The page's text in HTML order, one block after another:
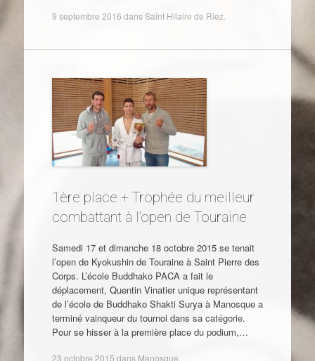
9 septembre 2016 dansSaint Hilaire de Riez.
1ère place + Trophée du meilleur
combattant à l’open de Touraine
Samedi 17 et dimanche 18 octobre 2015 se tenait
l’open de Kyokushin de Touraine à Saint Pierre des
Corps. L’école Buddhako PACA a fait le
déplacement, Quentin Vinatier unique représentant
de l’école de Buddhako Shakti Surya à Manosque a
terminé vainqueur du tournoi dans sa catégorie.
Pour se hisser à la première place du podium,…
23 octobre 2015 dans Manosque